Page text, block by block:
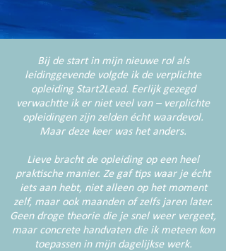
Bij de start in mijn nieuwe rol als
leidinggevende volgde ik de verplichte
opleiding Start2Lead. Eerlijk gezegd
verwachtte ik er niet veel van – verplichte
opleidingen zijn zelden écht waardevol.
Maar deze keer was het anders.
Lieve bracht de opleiding op een heel
praktische manier. Ze gaf tips waar je écht
iets aan hebt, niet alleen op het moment
zelf, maar ook maanden of zelfs jaren later.
Geen droge theorie die je snel weer vergeet,
maar concrete handvaten die ik meteen kon
toepassen in mijn dagelijkse werk.